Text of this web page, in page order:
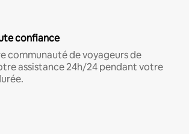
confiance
communauté de voyageurs de
assistance 24h/24 pendant votre